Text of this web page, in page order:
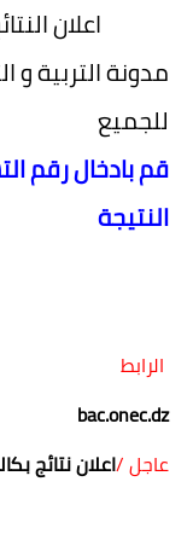
اعلان
مدونة التربية و
للجميع
قم بادخال رقم
النتيجة
الرابط
bac.onec.dz
عاجل /اعلان نتائج